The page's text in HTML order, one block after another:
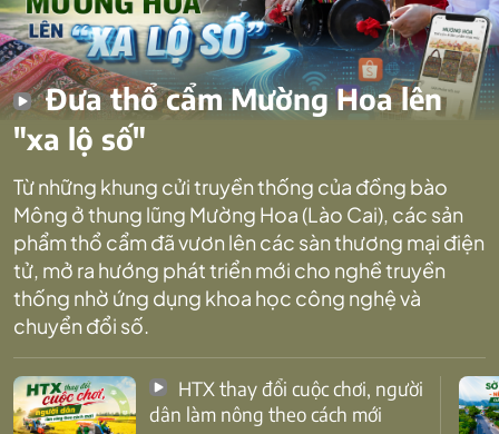
Đưa thổ cẩm Mường Hoa lên
"xa lộ số"
Từ những khung cửi truyền thống của đồng bào
Mông ở thung lũng Mường Hoa (Lào Cai), các sản
phẩm thổ cẩm đã vươn lên các sàn thương mại điện
tử, mở ra hướng phát triển mới cho nghề truyền
thống nhờ ứng dụng khoa học công nghệ và
chuyển đổi số.
dân làm nông theo cách mới